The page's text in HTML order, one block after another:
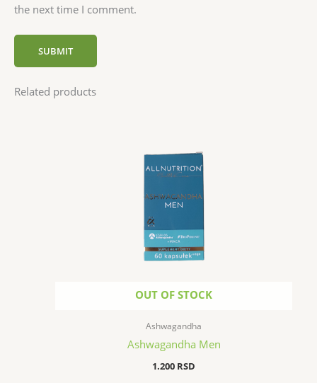
the next time I comment.
Related products
OUT OF STOCK
Ashwagandha
Ashwagandha Men
1.200 RSD